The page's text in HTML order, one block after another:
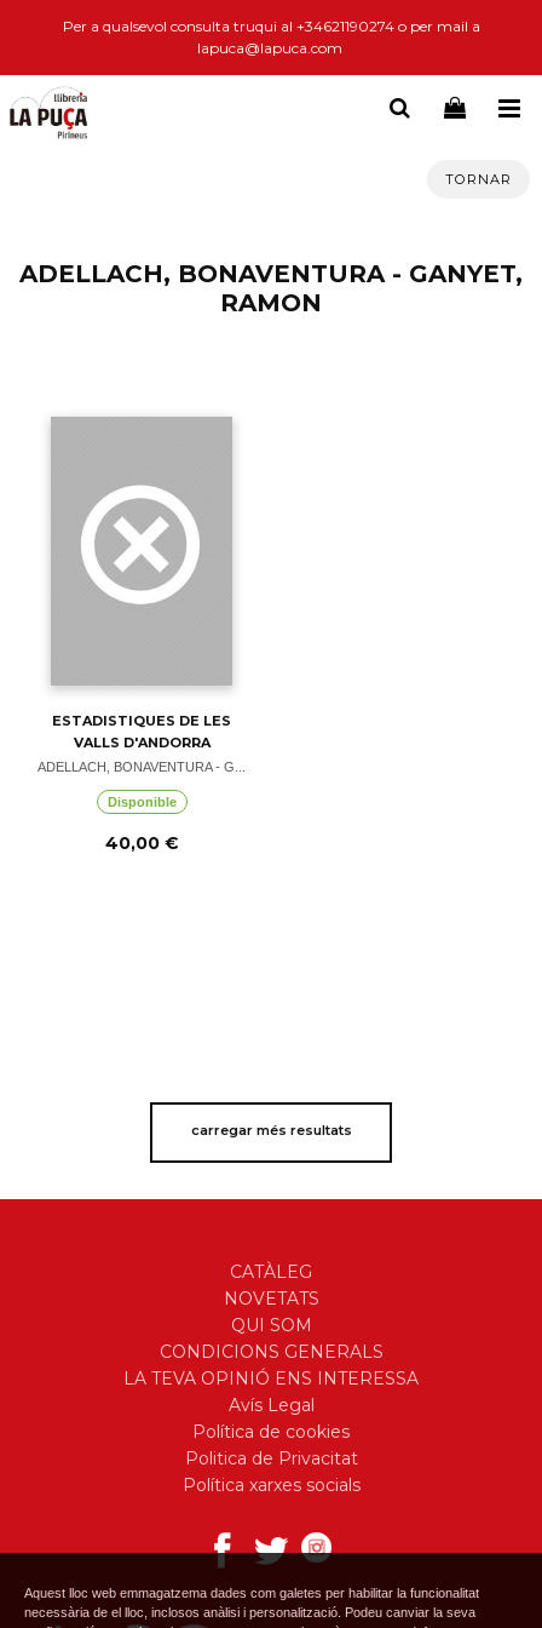
Per a qualsevol consulta truqui al +34621190274 o per mail a
lapuca@lapuca.com
TORNAR
ADELLACH, BONAVENTURA - GANYET,
RAMON
ESTADISTIQUES DE LES
VALLS D'ANDORRA
ADELLACH, BONAVENTURA - G...
Disponible
40,00 €
carregar més resultats
CATÀLEG
NOVETATS
QUI SOM
CONDICIONS GENERALS
LA TEVA OPINIÓ ENS INTERESSA
Avís Legal
Política de cookies
Politica de Privacitat
Política xarxes socials
Aquest lloc web emmagatzema dades com galetes per habilitar la funcionalitat
necessària de el lloc, inclosos anàlisi i personalització. Podeu canviar la seva